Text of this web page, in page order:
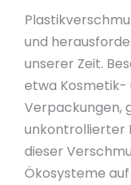
und
unserer Zeit.
etwa Kosmetik-
Verpackungen,
unkontrollierter
dieser
Ökosysteme